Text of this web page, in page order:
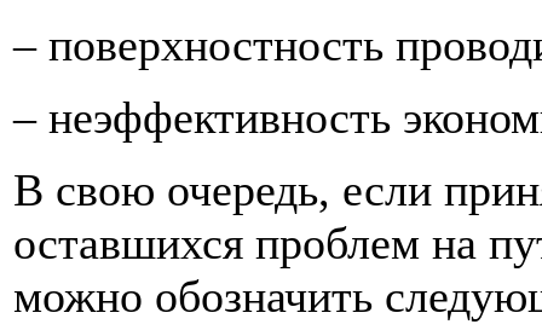
– поверхностность
– неэффективность
В свою очередь, если
оставшихся проблем на
можно обозначить